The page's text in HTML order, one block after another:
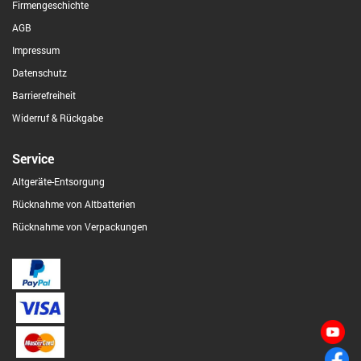
Firmengeschichte
AGB
Impressum
Datenschutz
Barrierefreiheit
Widerruf & Rückgabe
Service
Altgeräte-Entsorgung
Rücknahme von Altbatterien
Rücknahme von Verpackungen